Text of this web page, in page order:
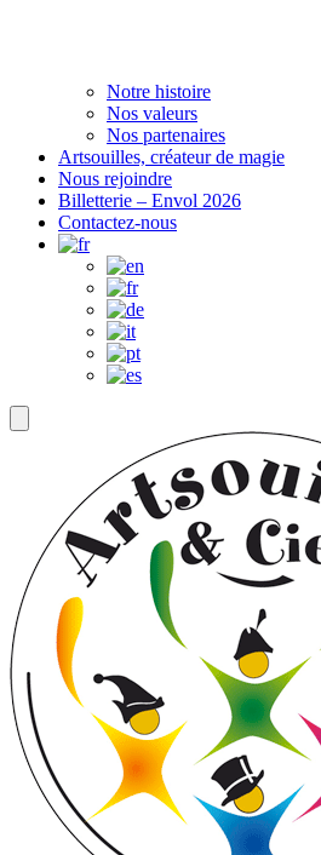
Notre histoire
Nos valeurs
Nos partenaires
Artsouilles, créateur de magie
Nous rejoindre
Billetterie – Envol 2026
Contactez-nous